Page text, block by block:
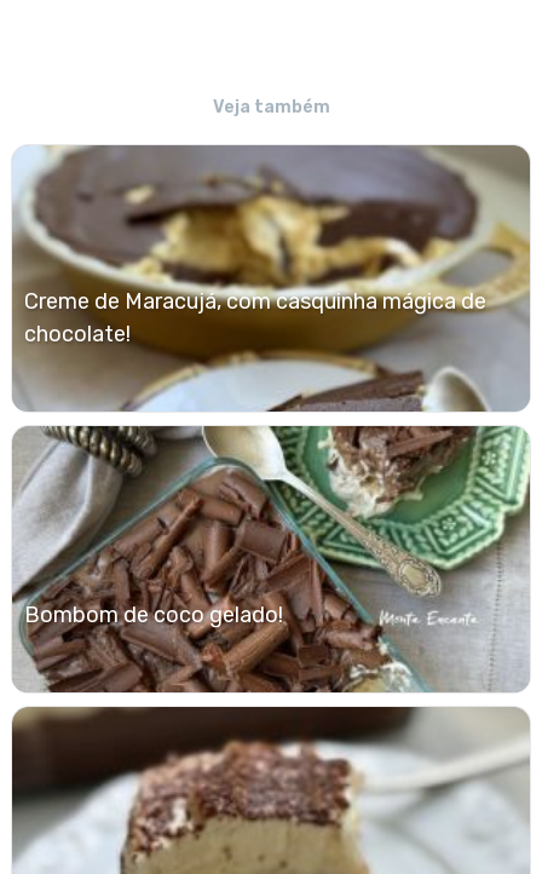
Veja também
Creme de Maracujá, com casquinha mágica de
chocolate!
Bombom de coco gelado!